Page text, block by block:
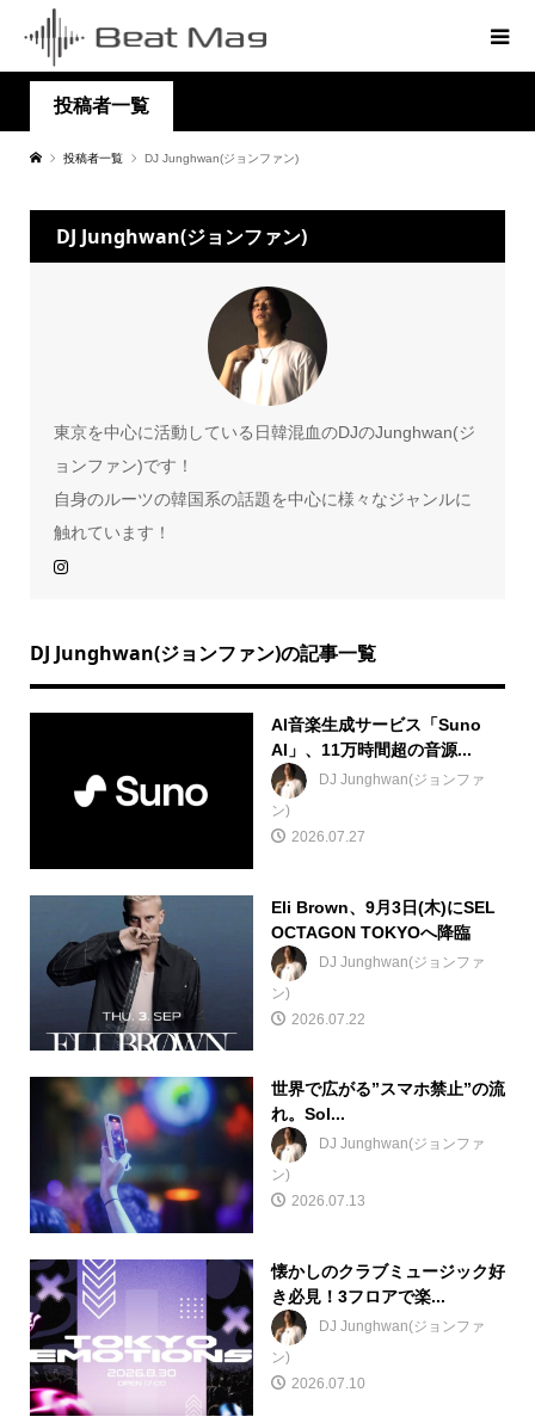
投稿者一覧
投稿者一覧 DJ Junghwan(ジョンファン)
DJ Junghwan(ジョンファン)
東京を中心に活動している日韓混血のDJのJunghwan(ジ
ョンファン)です！
自身のルーツの韓国系の話題を中心に様々なジャンルに
触れています！
DJ Junghwan(ジョンファン)の記事一覧
AI音楽生成サービス「Suno
AI」、11万時間超の音源...
DJ Junghwan(ジョンファ
ン)
2026.07.27
Eli Brown、9月3日(木)にSEL
OCTAGON TOKYOへ降臨
DJ Junghwan(ジョンファ
ン)
2026.07.22
世界で広がる”スマホ禁止”の流
れ。Sol...
DJ Junghwan(ジョンファ
ン)
2026.07.13
懐かしのクラブミュージック好
き必見！3フロアで楽...
DJ Junghwan(ジョンファ
ン)
2026.07.10